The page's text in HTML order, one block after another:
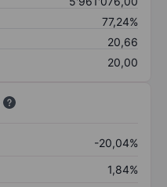
77,24%
20,66
20,00
-20,04%
1,84%